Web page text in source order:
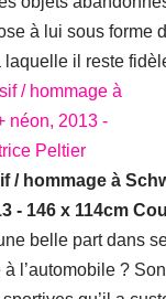
à lui sous forme
il reste
/ hommage à
- 146 x 114cm
belle part dans
l’automobile ?